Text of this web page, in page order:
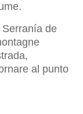
de
al punto